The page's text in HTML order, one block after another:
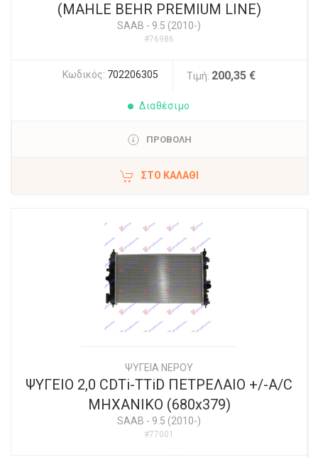
(MAHLE BEHR PREMIUM LINE)
SAAB - 9.5 (2010-)
#76986
Κωδικός: 702206305 Τιμή: 200,35 €
Διαθέσιμο
ΠΡΟΒΟΛΗ
ΣΤΟ ΚΑΛΆΘΙ
ΨΥΓΕΙΑ ΝΕΡΟΥ
ΨΥΓΕΙΟ 2,0 CDTi-TTiD ΠΕΤΡΕΛΑΙΟ +/-A/C
ΜΗΧΑΝΙΚΟ (680x379)
SAAB - 9.5 (2010-)
#77001